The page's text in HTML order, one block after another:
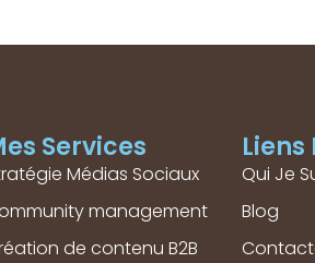
Services
Médias Sociaux
management
de contenu B2B
Liens
Qui Je
Blog